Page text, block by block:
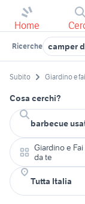
Home
Ricerche camper
Subito Giardino e
Cosa cerchi?
Giardino e Fai
da te